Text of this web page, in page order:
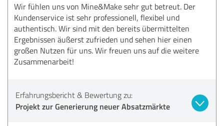
Wir fühlen uns von Mine&Make sehr gut betreut. Der
Kundenservice ist sehr professionell, flexibel und
authentisch. Wir sind mit den bereits übermittelten
Ergebnissen äußerst zufrieden und sehen hier einen
großen Nutzen für uns. Wir freuen uns auf die weitere
Zusammenarbeit!
Erfahrungsbericht & Bewertung zu:
Projekt zur Generierung neuer Absatzmärkte